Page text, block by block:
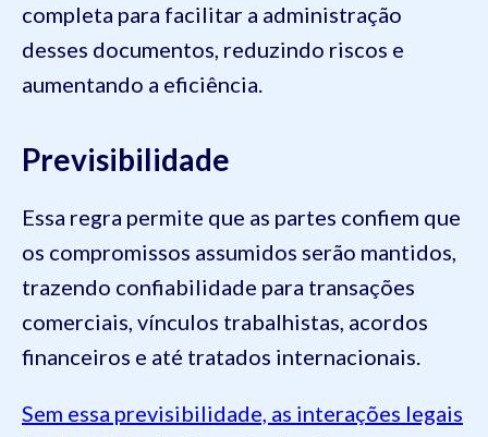
completa para facilitar a administração
desses documentos, reduzindo riscos e
aumentando a eficiência.
Previsibilidade
Essa regra permite que as partes confiem que
os compromissos assumidos serão mantidos,
trazendo confiabilidade para transações
comerciais, vínculos trabalhistas, acordos
financeiros e até tratados internacionais.
Sem essa previsibilidade, as interações legais